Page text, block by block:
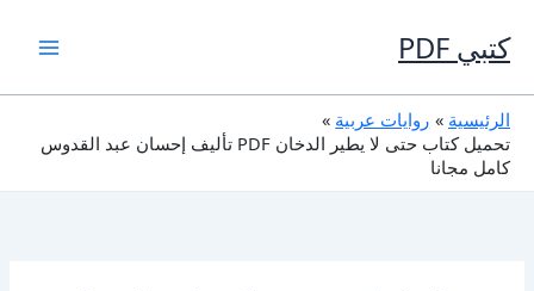
إلى
المحتوى
كتبي PDF
الرئيسية
روايات عربية
تحميل كتاب حتى لا يطير الدخان PDF تأليف إحسان عبد القدوس
كامل مجانا